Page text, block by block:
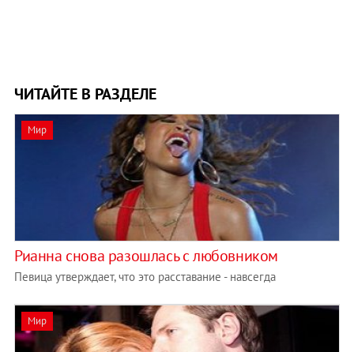
ЧИТАЙТЕ В РАЗДЕЛЕ
Мир
Рианна снова разошлась с любовником
Певица утверждает, что это расставание - навсегда
Мир